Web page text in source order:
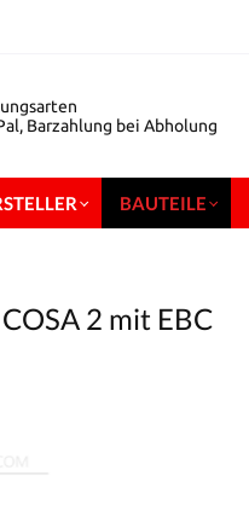
Barzahlung bei Abholung
BAUTEILE
2 mit EBC